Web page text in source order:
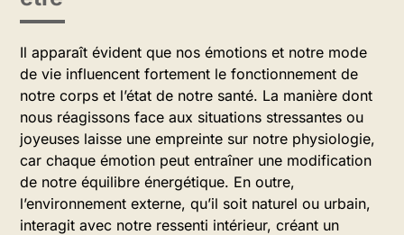
Il apparaît évident que nos émotions et notre mode
de vie influencent fortement le fonctionnement de
notre corps et l’état de notre santé. La manière dont
nous réagissons face aux situations stressantes ou
joyeuses laisse une empreinte sur notre physiologie,
car chaque émotion peut entraîner une modification
de notre équilibre énergétique. En outre,
l’environnement externe, qu’il soit naturel ou urbain,
interagit avec notre ressenti intérieur, créant un